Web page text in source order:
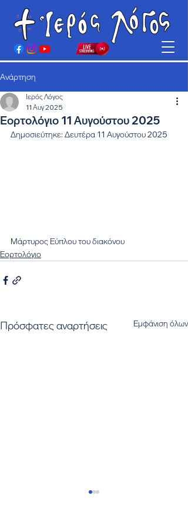
Ανάρτηση
Εορτολόγιο 11 Αυγούστου 2025
Ιερός Λόγος
11 Αυγ 2025
Δημοσιεύτηκε: Δευτέρα 11 Αυγούστου 2025
Μάρτυρος Εύπλου του διακόνου
Εορτολόγιο
Πρόσφατες αναρτήσεις Εμφάνιση όλων